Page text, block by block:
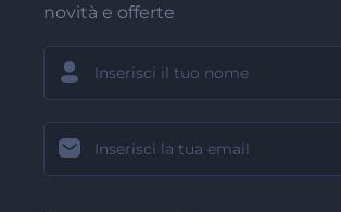
novità e offerte